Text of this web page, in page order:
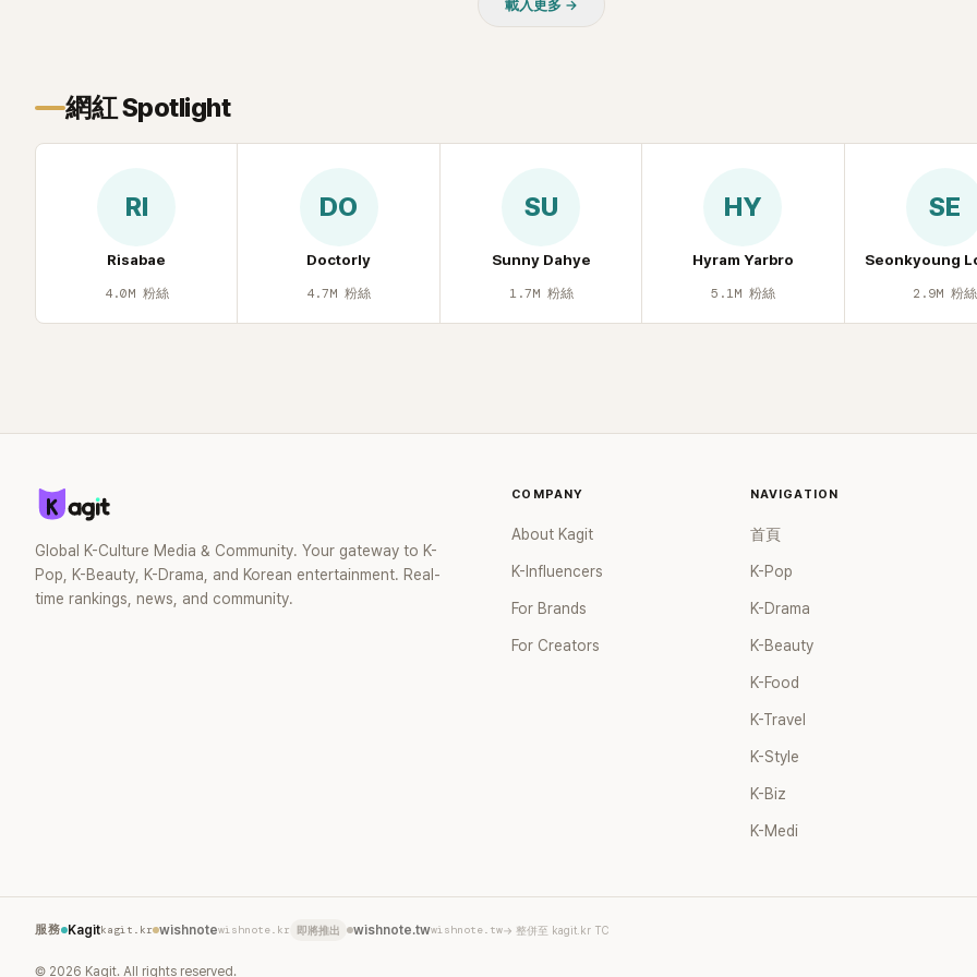
遭部分網友質疑，就連美國當地媒體也毫
載入更多 →
網紅 Spotlight
RI
Risabae
4.0M 粉絲
DO
Doctorly
4.7M 粉絲
SU
Sunny Dahye
1.7M 粉絲
HY
Hyram Yarbro
5.1M 粉絲
SE
Seonkyoung
2.9M 粉絲
Global K-Culture Media & Community. Your gateway to K-
Pop, K-Beauty, K-Drama, and Korean entertainment. Real-
time rankings, news, and community.
COMPANY
About Kagit
K-Influencers
For Brands
For Creators
NAVIGATION
首頁
K-Pop
K-Drama
K-Beauty
K-Food
K-Travel
K-Style
K-Biz
K-Medi
服務 Kagitkagit.kr wishnotewishnote.kr 即將推出 wishnote.twwishnote.tw→ 整併至 kagit.kr TC
© 2026 Kagit. All rights reserved.